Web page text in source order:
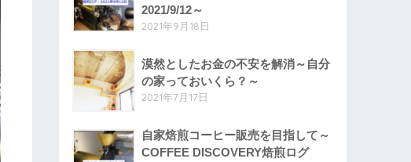
2021/9/12～
2021年9月18日
漠然としたお金の不安を解消～自分
の家っておいくら？～
2021年7月17日
自家焙煎コーヒー販売を目指して～
COFFEE DISCOVERY焙煎ログ